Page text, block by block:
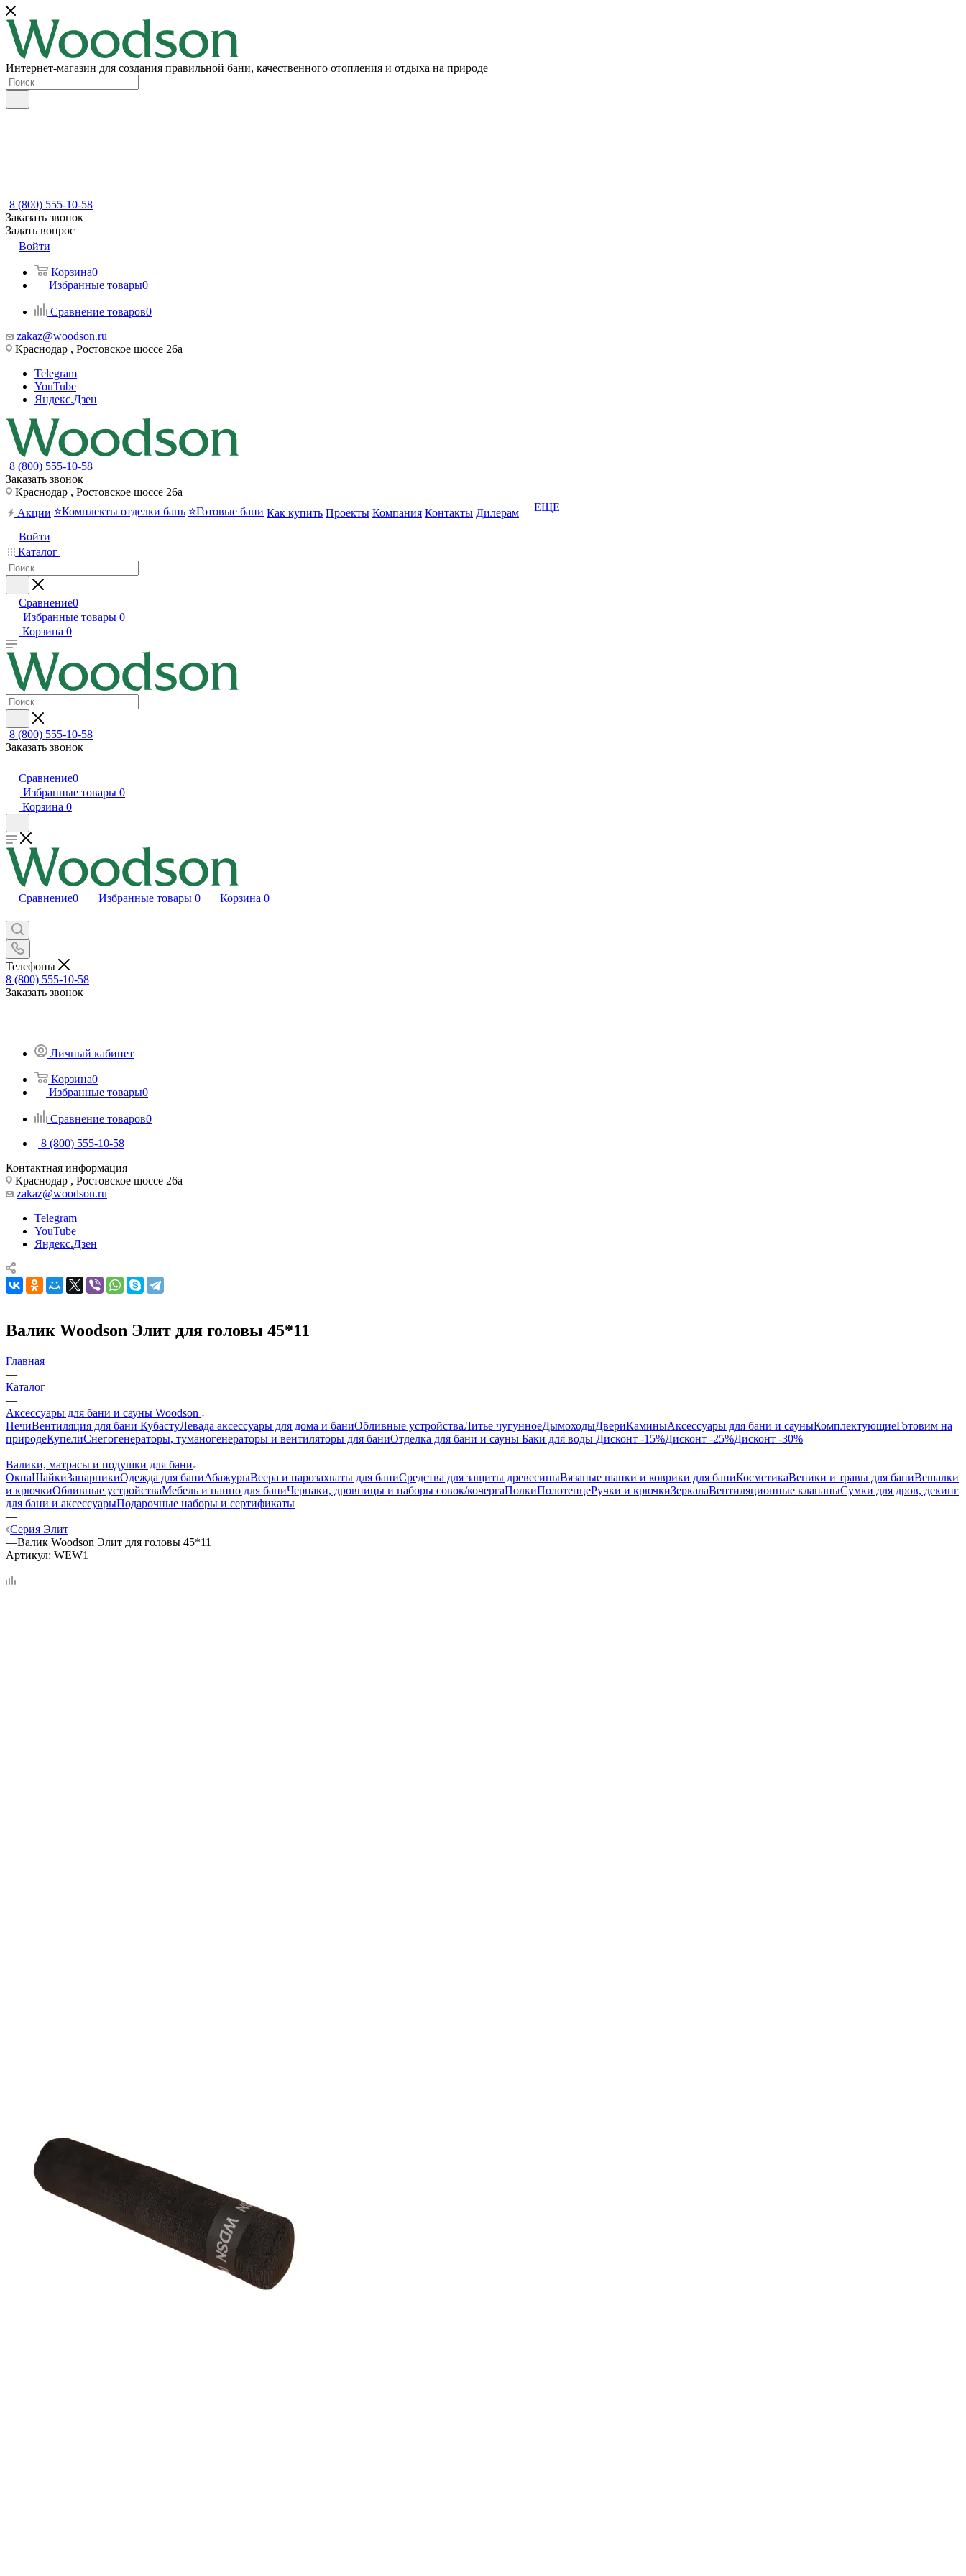
Интернет-магазин для создания правильной бани, качественного отопления и отдыха на природе
8 (800) 555-10-58
Заказать звонок
Задать вопрос
Войти
Корзина0
Избранные товары0
Сравнение товаров0
zakaz@woodson.ru
Краснодар , Ростовское шоссе 26а
Telegram
YouTube
Яндекс.Дзен
8 (800) 555-10-58
Заказать звонок
Краснодар , Ростовское шоссе 26а
Акции ⭐Комплекты отделки бань ⭐Готовые бани Как купить Проекты Компания Контакты Дилерам + ЕЩЕ
Войти
Каталог
Сравнение0
Избранные товары 0
Корзина 0
8 (800) 555-10-58
Заказать звонок
Сравнение0
Избранные товары 0
Корзина 0
Сравнение0 Избранные товары 0 Корзина 0
Телефоны
8 (800) 555-10-58
Заказать звонок
Личный кабинет
Корзина0
Избранные товары0
Сравнение товаров0
8 (800) 555-10-58
Контактная информация
Краснодар , Ростовское шоссе 26а
zakaz@woodson.ru
Telegram
YouTube
Яндекс.Дзен
Валик Woodson Элит для головы 45*11
Главная
—
Каталог
—
Аксессуары для бани и сауны Woodson
ПечиВентиляция для бани КубастуЛевада аксессуары для дома и баниОбливные устройстваЛитье чугунноеДымоходыДвериКаминыАксессуары для бани и сауныКомплектующиеГотовим на
природеКупелиСнегогенераторы, туманогенераторы и вентиляторы для баниОтделка для бани и сауны Баки для воды Дисконт -15%Дисконт -25%Дисконт -30%
—
Валики, матрасы и подушки для бани
ОкнаШайкиЗапарникиОдежда для баниАбажурыВеера и парозахваты для баниСредства для защиты древесиныВязаные шапки и коврики для баниКосметикаВеники и травы для баниВешалки
и крючкиОбливные устройстваМебель и панно для баниЧерпаки, дровницы и наборы совок/кочергаПолкиПолотенцеРучки и крючкиЗеркалаВентиляционные клапаныСумки для дров, декинг
для бани и аксессуарыПодарочные наборы и сертификаты
—
Серия Элит
—Валик Woodson Элит для головы 45*11
Артикул: WEW1